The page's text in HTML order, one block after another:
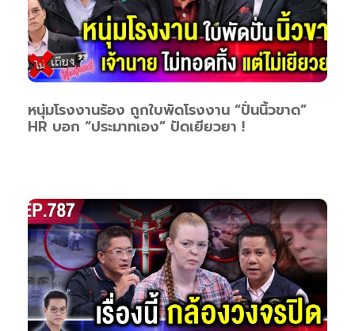
หนุ่มโรงงานร้อง ถูกใบพัดโรงงาน “ปั่นนิ้วขาด”
HR บอก “ประมาทเอง” ปัดเยียวยา !